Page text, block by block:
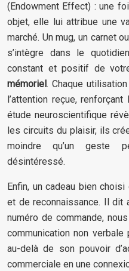
(Endowment Effect) : une
objet, elle lui attribue une
marché. Un mug, un carnet
s’intègre dans le
constant et positif de
mémoriel. Chaque
l’attention reçue,
étude neuroscientifique
les circuits du plaisir, ils
moindre qu’un geste
désintéressé.
Enfin, un cadeau bien
et de reconnaissance. Il dit
numéro de commande,
communication non
au-delà de son pouvoir
commerciale en une